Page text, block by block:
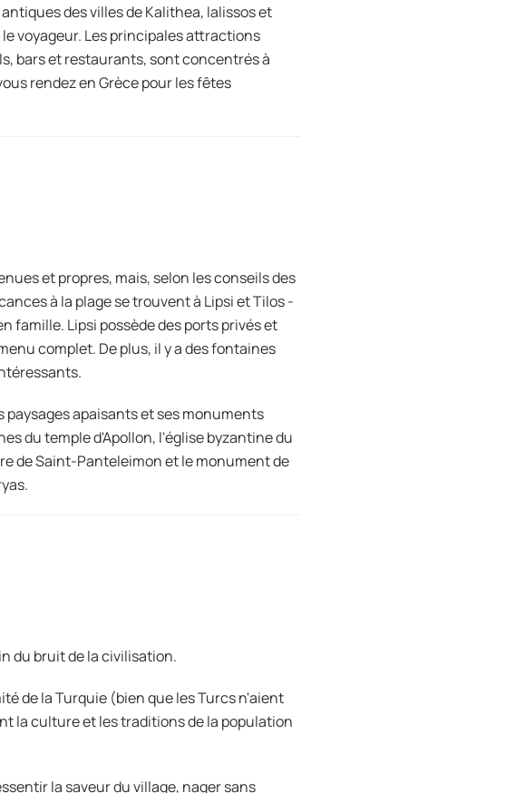
des villes de Kalithea, Ialissos et
voyageur. Les principales attractions
bars et restaurants, sont concentrés à
rendez en Grèce pour les fêtes
et propres, mais, selon les conseils des
à la plage se trouvent à Lipsi et Tilos -
famille. Lipsi possède des ports privés et
complet. De plus, il y a des fontaines
apaisants et ses monuments
du temple d'Apollon, l'église byzantine du
de Saint-Panteleimon et le monument de
du bruit de la civilisation.
de la Turquie (bien que les Turcs n'aient
la culture et les traditions de la population
la saveur du village, nager sans